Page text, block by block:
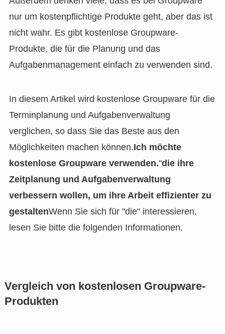
nur um kostenpflichtige Produkte geht, aber das ist
nicht wahr. Es gibt kostenlose Groupware-
Produkte, die für die Planung und das
Aufgabenmanagement einfach zu verwenden sind.
In diesem Artikel wird kostenlose Groupware für die
Terminplanung und Aufgabenverwaltung
verglichen, so dass Sie das Beste aus den
Möglichkeiten machen können.Ich möchte
kostenlose Groupware verwenden."die ihre
Zeitplanung und Aufgabenverwaltung
verbessern wollen, um ihre Arbeit effizienter zu
gestaltenWenn Sie sich für "die" interessieren,
lesen Sie bitte die folgenden Informationen.
Vergleich von kostenlosen Groupware-
Produkten